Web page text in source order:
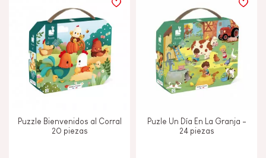
Puzzle Bienvenidos al Corral
20 piezas
Puzle Un Día En La Granja -
24 piezas